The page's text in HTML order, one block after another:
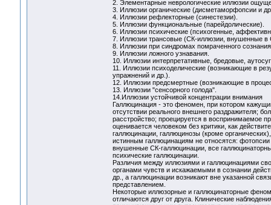
2. Элементарные неврологические иллюзии
3. Иллюзии органические (дисметаморфопсии и
4. Иллюзии рефлекторные (синестезии).
5. Иллюзии функциональные (парейдолические).
6. Иллюзии психические (психогенные,
7. Иллюзии трансовые (СК-иллюзии, внушенные в
8. Иллюзии при синдромах помраченного
9. Иллюзии ложного узнавания.
10. Иллюзии интерпретативные, бредовые,
11. Иллюзии психоделические (возникающие в
упражнений и др.).
12. Иллюзии предсмертные (возникающие в
13. Иллюзии "сенсорного голода".
14.Иллюзии устойчивой концентрации внимания
Галлюцинация - это феномен, при котором
отсутствии реального внешнего раздражителя;
расстройство; проецируется в воспринимаемое
оценивается человеком без критики, как
галлюцинации, галлюцинозы (кроме
истинным галлюцинациям не относятся:
внушенные СК-галлюцинации, все
психические галлюцинации.
Различия между иллюзиями и галлюцинациями
органами чувств и искажаемыми в сознании
др., а галлюцинации возникают вне указанной
представлением.
Некоторые иллюзорные и галлюцинаторные
отличаются друг от друга. Клинические